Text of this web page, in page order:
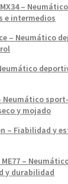
–
e intermedios
– Neumático
Neumático
y mojado
– Fiabilidad y
–
y durabilidad